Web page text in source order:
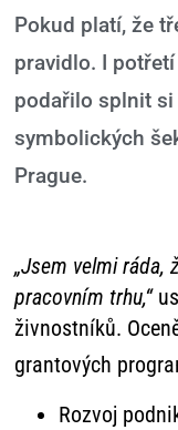
Pokud platí, že
pravidlo. I
podařilo splnit si
symbolických
Prague.
„Jsem velmi
pracovním trhu,“
živnostníků.
grantových
Rozvoj